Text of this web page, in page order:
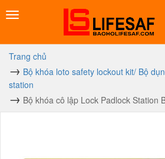
Trang chủ
Bộ khóa loto safety lockout kit/ Bộ
station
Bộ khóa cô lập Lock Padlock Station